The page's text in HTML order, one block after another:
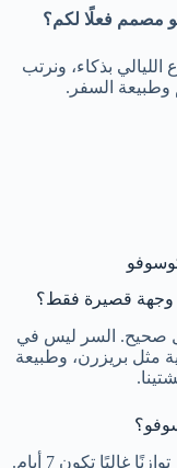
مصمم فعلًا لكم؟
بذكاء، ونرتب
وطبيعة السفر.
وجهة قصيرة فقط؟
صحيح. السر ليس في
مثل بريزرن، وطبيعة
الحد الأدنى الجيد هو 5 أيام، لكن النسخة الأكثر توازنًا غالبًا تكون 7 أيام.